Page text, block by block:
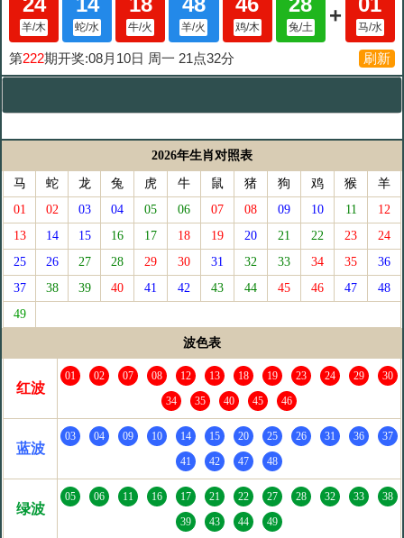
2026年生肖对照表
马 蛇 龙 兔 虎 牛 鼠 猪 狗 鸡 猴
羊
01
02 03 04 05 06 07 08 09 10 11
12
13
14 15 16 17 18 19 20 21 22 23
24
25
26 27 28 29 30 31 32 33 34 35
36
37
38 39 40 41 42 43 44 45 46 47
48
49
波色表
红波
01 02 07 08 12 13 18 19 23 24 29
30
34
35 40 45 46
蓝波
03 04 09 10 14 15 20 25 26 31 36
37
41
42 47 48
绿波
05 06 11 16 17 21 22 27 28 32 33
38
39
43 44 49